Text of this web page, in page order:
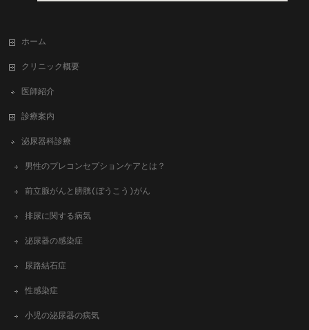
ホーム
クリニック概要
医師紹介
診療案内
泌尿器科診療
男性のプレコンセプションケアとは？
前立腺がんと膀胱(ぼうこう)がん
排尿に関する病気
泌尿器の感染症
尿路結石症
性感染症
小児の泌尿器の病気